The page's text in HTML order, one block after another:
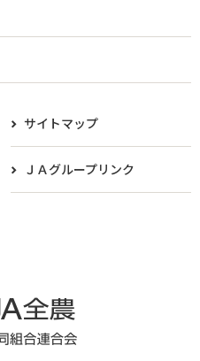
サイトマップ
ＪＡグループリンク